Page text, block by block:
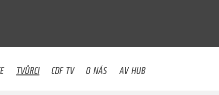
TVŮRCI CDF TV O NÁS AV HUB